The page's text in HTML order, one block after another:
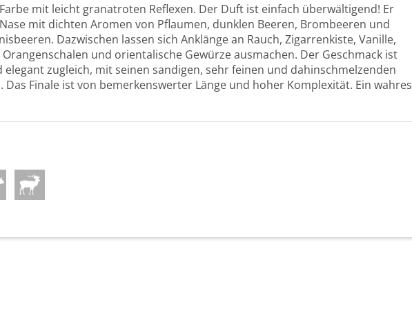
mit leicht granatroten Reflexen. Der Duft ist einfach überwältigend! Er
mit dichten Aromen von Pflaumen, dunklen Beeren, Brombeeren und
Dazwischen lassen sich Anklänge an Rauch, Zigarrenkiste, Vanille,
und orientalische Gewürze ausmachen. Der Geschmack ist
elegant zugleich, mit seinen sandigen, sehr feinen und dahinschmelzenden
Das Finale ist von bemerkenswerter Länge und hoher Komplexität. Ein wahres